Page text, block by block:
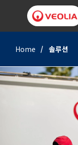
Home 솔루션